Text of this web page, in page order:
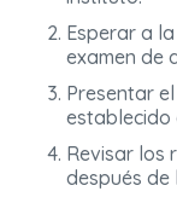
Esperar a
examen de
Presentar
establecido
Revisar los
después de